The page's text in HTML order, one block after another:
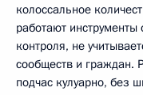
колоссальное
работают
контроля, не
сообществ и граждан.
подчас кулуарно, без